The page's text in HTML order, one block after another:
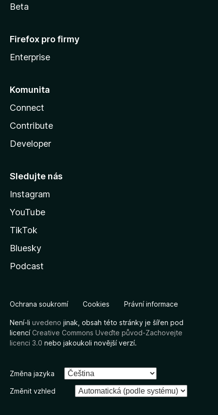
Beta
Firefox pro firmy
Enterprise
Komunita
Connect
Contribute
Developer
Sledujte nás
Instagram
YouTube
TikTok
Bluesky
Podcast
Ochrana soukromí Cookies Právní informace
Není-li uvedeno jinak, obsah této stránky je šířen pod
licencíCreative Commons Uveďte původ-Zachovejte
licenci 3.0 nebo jakoukoli novější verzí.
Změna jazyka
Změnit vzhled